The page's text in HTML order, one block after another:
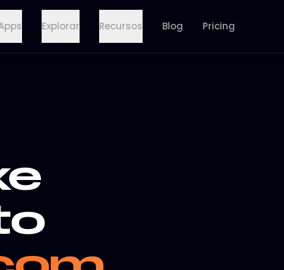
Explorar Recursos Blog Pricing